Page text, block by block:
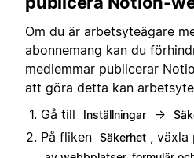
Om du är arbetsyteägare
abonnemang kan du
medlemmar publicerar
att göra detta kan
Gå till
Inställningar →
På fliken Säkerhet , växla